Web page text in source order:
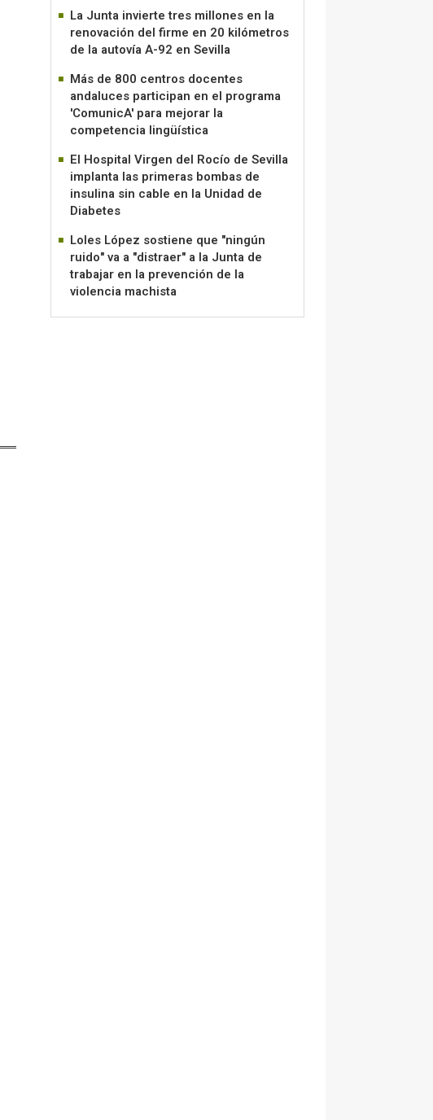
La Junta invierte tres millones en la
renovación del firme en 20 kilómetros
de la autovía A-92 en Sevilla
Más de 800 centros docentes
andaluces participan en el programa
'ComunicA' para mejorar la
competencia lingüística
El Hospital Virgen del Rocío de Sevilla
implanta las primeras bombas de
insulina sin cable en la Unidad de
Diabetes
Loles López sostiene que "ningún
ruido" va a "distraer" a la Junta de
trabajar en la prevención de la
violencia machista